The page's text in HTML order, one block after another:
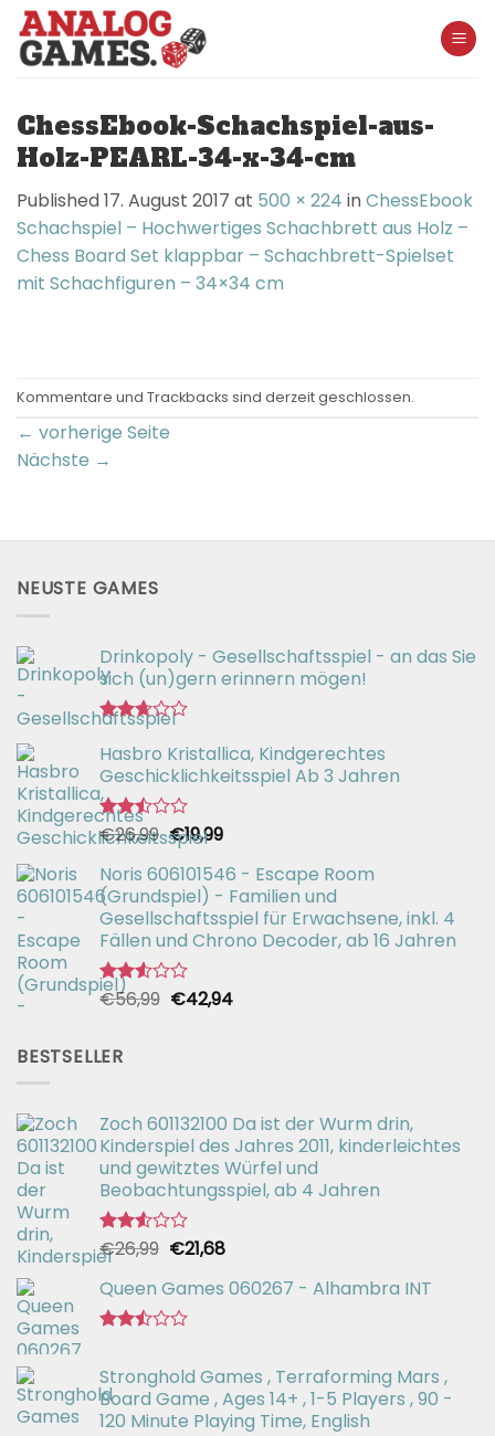
Skip
content
ChessEbook-Schachspiel-aus-
Holz-PEARL-34-x-34-cm
Published17. August 2017 at 500 × 224 inChessEbook
Schachspiel – Hochwertiges Schachbrett aus Holz –
Chess Board Set klappbar – Schachbrett-Spielset
mit Schachfiguren – 34×34 cm
Kommentare und Trackbacks sind derzeit geschlossen.
← vorherige Seite
Nächste →
NEUSTE GAMES
Drinkopoly - Gesellschaftsspiel - an das Sie
sich (un)gern erinnern mögen!
Bewertet
mit
2.67
von 5
Hasbro Kristallica, Kindgerechtes
Geschicklichkeitsspiel Ab 3 Jahren
Bewertet
mit
2.49
von 5
€26,99 Ursprünglicher
Preis
war:
€26,99
€19,99Aktueller
ist:
€19,99.
Noris 606101546 - Escape Room
(Grundspiel) - Familien und
Gesellschaftsspiel für Erwachsene, inkl. 4
Fällen und Chrono Decoder, ab 16 Jahren
Bewertet
von 5
€56,99 Ursprünglicher
€42,94Aktueller
BESTSELLER
Zoch 601132100 Da ist der Wurm drin,
Kinderspiel des Jahres 2011, kinderleichtes
und gewitztes Würfel und
Beobachtungsspiel, ab 4 Jahren
Bewertet
mit
2.52
von 5
€26,99 Ursprünglicher
war:
€26,99
€21,68Aktueller
ist:
Queen Games 060267 - Alhambra INT
2.44
von
5
Stronghold Games , Terraforming Mars ,
Board Game , Ages 14+ , 1-5 Players , 90 -
120 Minute Playing Time, English